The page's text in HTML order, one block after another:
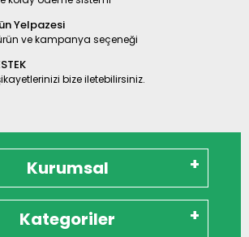
Yelpazesi
ve kampanya seçeneği
bize iletebilirsiniz.
Kurumsal
Kategoriler